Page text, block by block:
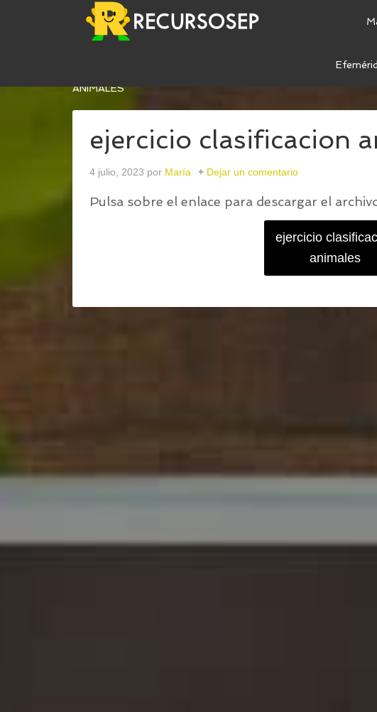
ANIMALES
ejercicio clasificacion
4 julio, 2023 por María Dejar un comentario
Pulsa sobre el enlace para descargar el
ejercicio
animales